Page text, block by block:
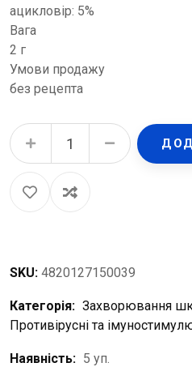
ацикловір: 5%
Вага
2 г
Умови продажу
без рецепта
Зовіракс крем 5 % по 2 г у тубах quantity
SKU: 4820127150039
Категорія: Захворювання
Противірусні та
Наявність: 5 уп.